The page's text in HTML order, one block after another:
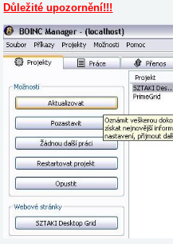
Důležité upozornění!!!